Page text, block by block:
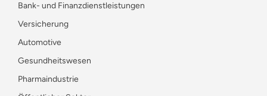
Bank- und Finanzdienstleistungen
Versicherung
Automotive
Gesundheitswesen
Pharmaindustrie